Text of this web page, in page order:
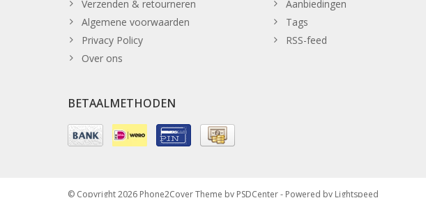
Verzenden & retourneren
Algemene voorwaarden
Privacy Policy
Over ons
Aanbiedingen
Tags
RSS-feed
BETAALMETHODEN
© Copyright 2026 Phone2Cover Theme by PSDCenter- Powered by Lightspeed